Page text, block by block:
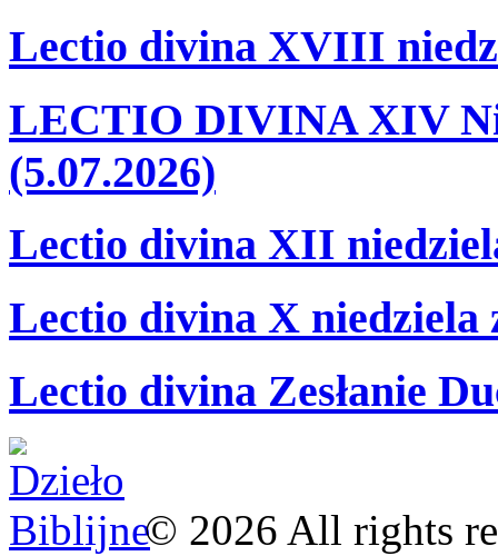
Lectio divina XVIII
LECTIO DIVINA XIV
(5.07.2026)
Lectio divina XII
Lectio divina X niedziela
Lectio divina Zesłanie
© 2026 All rights